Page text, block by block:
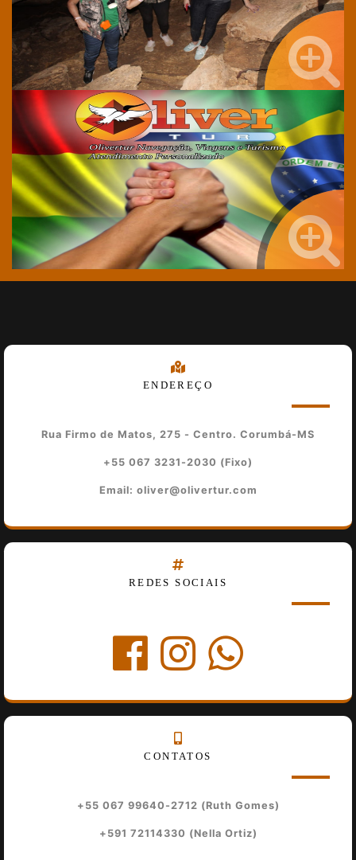
ENDEREÇO
Rua Firmo de Matos, 275 - Centro. Corumbá-MS
+55 067 3231-2030 (Fixo)
Email: oliver@olivertur.com
REDES SOCIAIS
CONTATOS
+55 067 99640-2712 (Ruth Gomes)
+591 72114330 (Nella Ortiz)